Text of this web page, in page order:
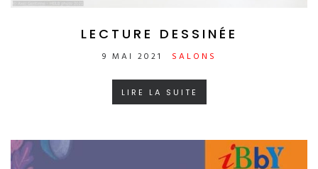
LECTURE DESSINÉE
9 MAI 2021 SALONS
LIRE LA SUITE